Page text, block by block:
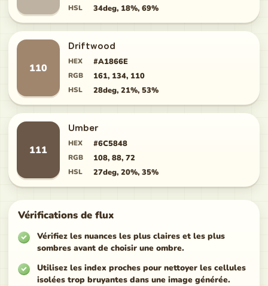
HSL 34deg, 18%, 69%
110
Driftwood
HEX #A1866E
RGB 161, 134, 110
HSL 28deg, 21%, 53%
111
Umber
HEX #6C5848
RGB 108, 88, 72
HSL 27deg, 20%, 35%
Vérifications de flux
Vérifiez les nuances les plus claires et les plus
sombres avant de choisir une ombre.
Utilisez les index proches pour nettoyer les cellules
isolées trop bruyantes dans une image générée.